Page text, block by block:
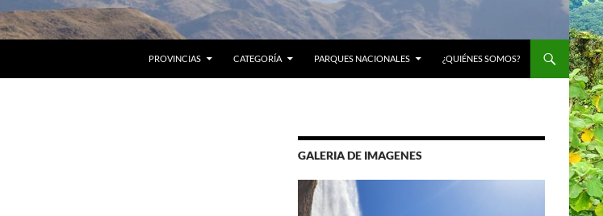
PROVINCIAS CATEGORÍA PARQUES NACIONALES ¿QUIÉNES SOMOS?
GALERIA DE IMAGENES